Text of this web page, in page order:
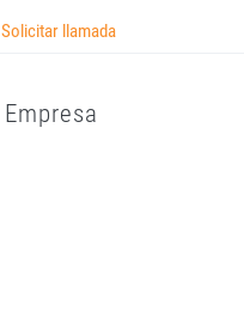
Solicitar llamada
Empresa